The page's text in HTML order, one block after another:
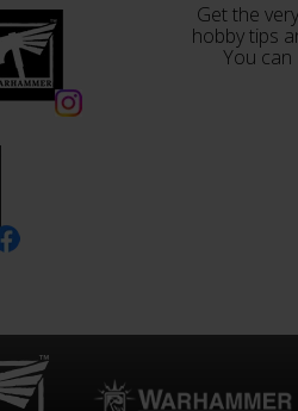
Get the
hobby tips
You